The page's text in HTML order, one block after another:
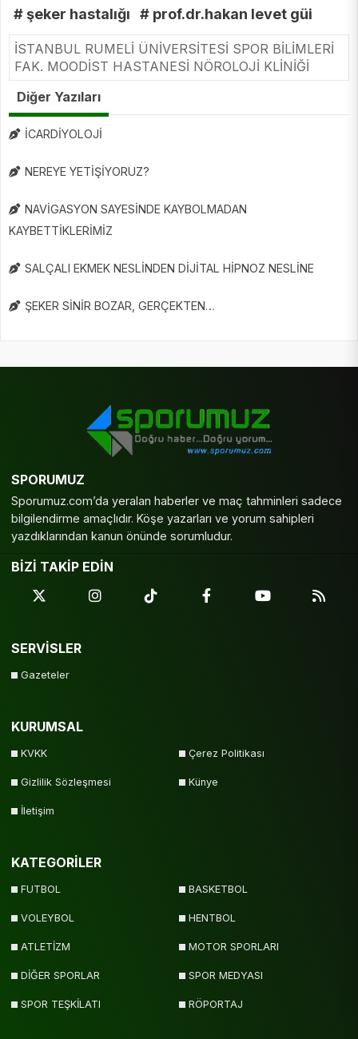
# şeker hastalığı # prof.dr.hakan levet güi
İSTANBUL RUMELİ ÜNİVERSİTESİ SPOR BİLİMLERİ
FAK. MOODİST HASTANESİ NÖROLOJİ KLİNİĞİ
Diğer Yazıları
İCARDİYOLOJİ
NEREYE YETİŞİYORUZ?
NAVİGASYON SAYESİNDE KAYBOLMADAN
KAYBETTİKLERİMİZ
SALÇALI EKMEK NESLİNDEN DİJİTAL HİPNOZ NESLİNE
ŞEKER SİNİR BOZAR, GERÇEKTEN…
SPORUMUZ
Sporumuz.com’da yeralan haberler ve maç tahminleri sadece
bilgilendirme amaçlıdır. Köşe yazarları ve yorum sahipleri
yazdıklarından kanun önünde sorumludur.
BİZİ TAKİP EDİN
SERVİSLER
Gazeteler
KURUMSAL
KVKK Çerez Politikası
Gizlilik Sözleşmesi Künye
İletişim
KATEGORİLER
FUTBOL BASKETBOL
VOLEYBOL HENTBOL
ATLETİZM MOTOR SPORLARI
DİĞER SPORLAR SPOR MEDYASI
SPOR TEŞKİLATI RÖPORTAJ